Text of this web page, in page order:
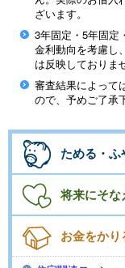
ざいます。
3年固定・5年固定
金利動向を考慮し
は反映しておりま
審査結果によって
ので、予めご了承
ためる・ふ
将来にそな
お金をかり